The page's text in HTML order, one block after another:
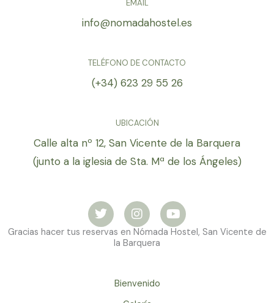
EMAIL
info@nomadahostel.es
TELÉFONO DE CONTACTO
(+34) 623 29 55 26
UBICACIÓN
Calle alta nº 12, San Vicente de la Barquera
(junto a la iglesia de Sta. Mª de los Ángeles)
T
w
i
t
I
n
s
t
a
a
m
Y
o
u
t
Gracias hacer tus reservas en Nómada Hostel, San Vicente de
la Barquera
Bienvenido